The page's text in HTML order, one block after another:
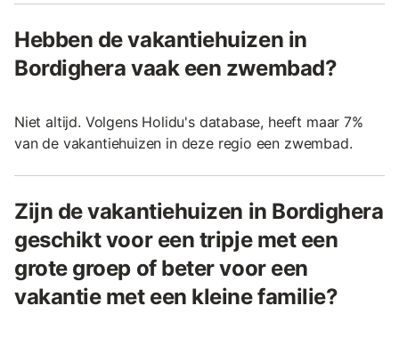
Hebben de vakantiehuizen in
Bordighera vaak een zwembad?
Niet altijd. Volgens Holidu's database, heeft maar 7%
van de vakantiehuizen in deze regio een zwembad.
Zijn de vakantiehuizen in Bordighera
geschikt voor een tripje met een
grote groep of beter voor een
vakantie met een kleine familie?